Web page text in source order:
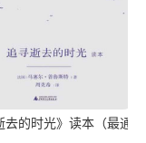
去的时光》读本（最通